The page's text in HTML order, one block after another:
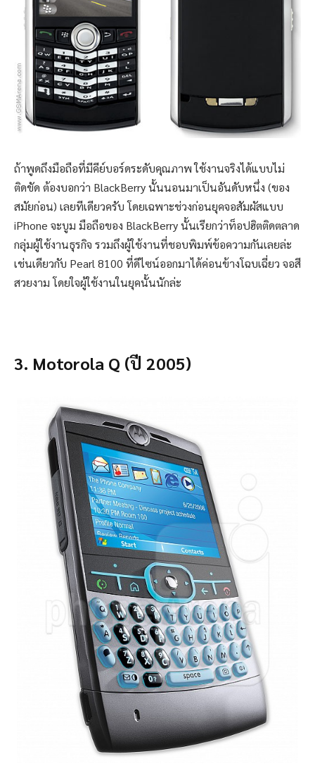
ถ้าพูดถึงมือถือที่มีคีย์บอร์ดระดับคุณภาพ ใช้งานจริงได้แบบไม่
ติดขัด ต้องบอกว่า BlackBerry นั้นนอนมาเป็นอันดับหนึ่ง (ของ
สมัยก่อน) เลยทีเดียวครับ โดยเฉพาะช่วงก่อนยุคจอสัมผัสแบบ
iPhone จะบูม มือถือของ BlackBerry นั้นเรียกว่าท็อปฮิตติดตลาด
กลุ่มผู้ใช้งานธุรกิจ รวมถึงผู้ใช้งานที่ชอบพิมพ์ข้อความกันเลยล่ะ
เช่นเดียวกับ Pearl 8100 ที่ดีไซน์ออกมาได้ค่อนข้างโฉบเฉี่ยว จอสี
สวยงาม โดยใจผู้ใช้งานในยุคนั้นนักล่ะ
3. Motorola Q (ปี 2005)